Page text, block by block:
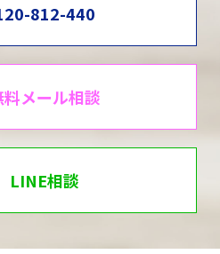
812-440
料メール相談
LINE相談